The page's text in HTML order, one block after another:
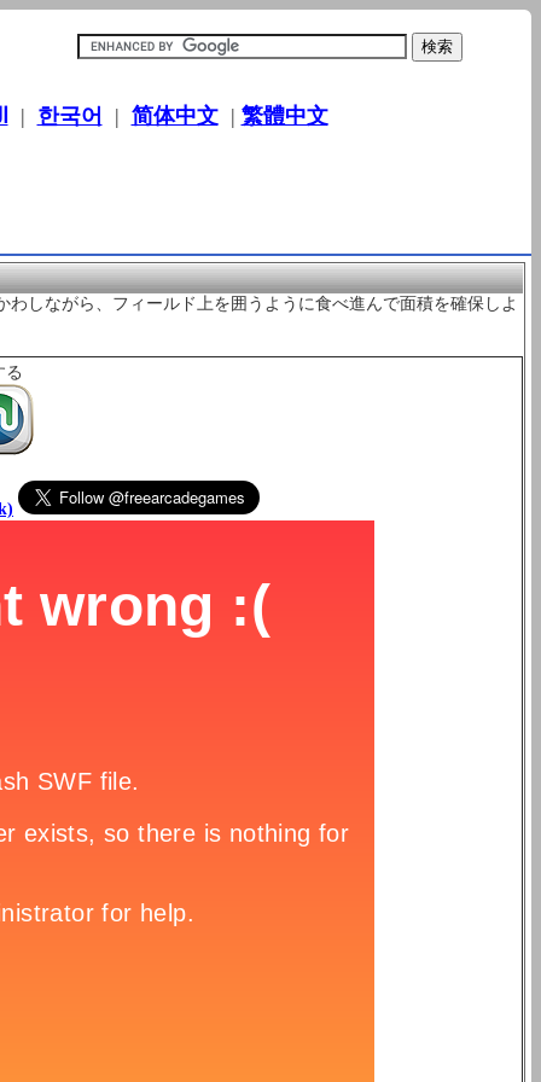
| 한국어 | 简体中文| 繁體中文
しながら、フィールド上を囲うように食べ進んで面積を確保しよ
る